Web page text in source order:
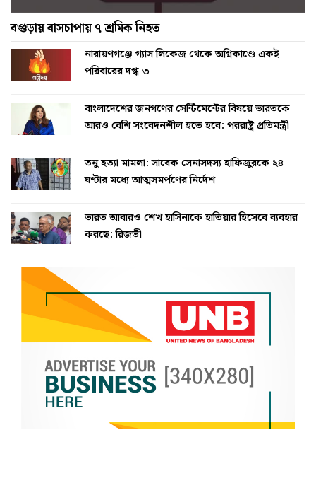
বগুড়ায় বাসচাপায় ৭ শ্রমিক নিহত
নারায়ণগঞ্জে গ্যাস লিকেজ থেকে অগ্নিকাণ্ডে একই
পরিবারের দগ্ধ ৩
বাংলাদেশের জনগণের সেন্টিমেন্টের বিষয়ে ভারতকে
আরও বেশি সংবেদনশীল হতে হবে: পররাষ্ট্র প্রতিমন্ত্রী
তনু হত্যা মামলা: সাবেক সেনাসদস্য হাফিজুরকে ২৪
ঘণ্টার মধ্যে আত্মসমর্পণের নির্দেশ
ভারত আবারও শেখ হাসিনাকে হাতিয়ার হিসেবে ব্যবহার
করছে: রিজভী